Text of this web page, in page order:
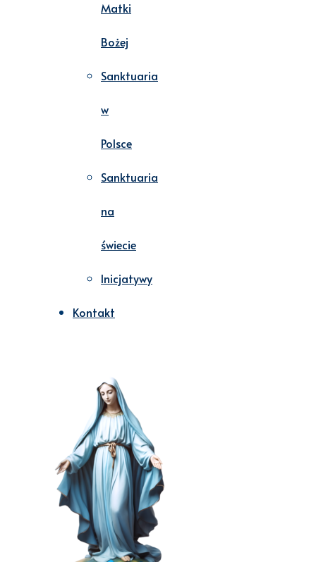
Matki
Bożej
Sanktuaria
w
Polsce
Sanktuaria
na
świecie
Inicjatywy
Kontakt